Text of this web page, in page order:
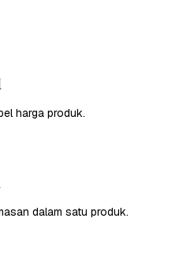
harga produk.
dalam satu produk.